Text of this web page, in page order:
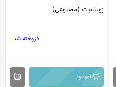
زولتانیت (مصنوعی)
فروخته شد
ناموجود